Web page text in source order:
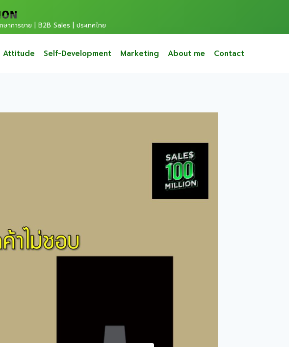
การขาย | B2B Sales | ประเทศไทย
Attitude Self-Development Marketing About me Contact